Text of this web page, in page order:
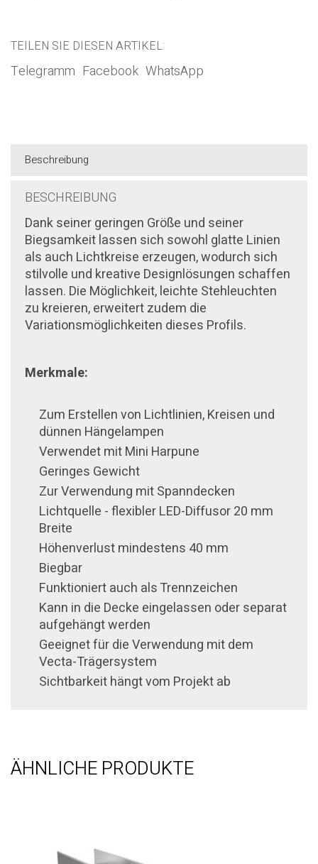
TEILEN SIE DIESEN ARTIKEL:
Telegramm Facebook WhatsApp
Beschreibung
BESCHREIBUNG
Dank seiner geringen Größe und seiner
Biegsamkeit lassen sich sowohl glatte Linien
als auch Lichtkreise erzeugen, wodurch sich
stilvolle und kreative Designlösungen schaffen
lassen. Die Möglichkeit, leichte Stehleuchten
zu kreieren, erweitert zudem die
Variationsmöglichkeiten dieses Profils.
Merkmale:
Zum Erstellen von Lichtlinien, Kreisen und
dünnen Hängelampen
Verwendet mit Mini Harpune
Geringes Gewicht
Zur Verwendung mit Spanndecken
Lichtquelle - flexibler LED-Diffusor 20 mm
Breite
Höhenverlust mindestens 40 mm
Biegbar
Funktioniert auch als Trennzeichen
Kann in die Decke eingelassen oder separat
aufgehängt werden
Geeignet für die Verwendung mit dem
Vecta-Trägersystem
Sichtbarkeit hängt vom Projekt ab
ÄHNLICHE PRODUKTE